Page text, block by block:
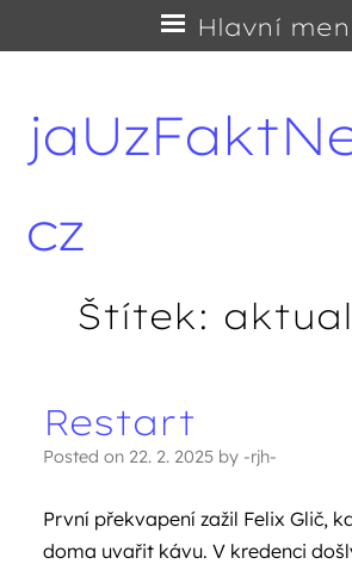
cz
Hlavní
na
Štítek:
Navigace příspěvků
Restart
Posted on 22. 2. 2025 by -rjh-
První překvapení zažil Felix Glič,
doma uvařit kávu. V kredenci